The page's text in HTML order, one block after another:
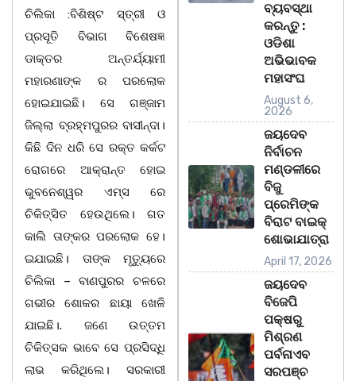
ଚିଲିକା :ବିଶିଷ୍ଟ ସ୍ତ୍ରୀ ଓ
ପ୍ରସୂତି ବିଭାଗ ବିଶେଷଜ୍ଞ
ଡାକ୍ତର ଅନ୍ତର୍ଯ୍ୟାମୀ
ମହାରଣାଙ୍କ ର ପରଲୋକ
ହୋଇଯାଇଛି। ସେ ଗଞ୍ଜାମ
ଜିଲ୍ଲା ବ୍ରହ୍ମପୁରର ବାସୀନ୍ଦା।
କିଛି ଦିନ ଧରି ସେ ରକ୍ତ କର୍କଟ
ରୋଗରେ ଆକ୍ରାନ୍ତ ହୋଇ
ଭୁବନେଶ୍ୱର ଏମ୍ସ ରେ
ଚିକିତ୍ସିତ ହେଉଥିଲେ। ଗତ
କାଲି ତାଙ୍କର ପରଲୋକ ହେ।
ଇଯାଇଛି। ତାଙ୍କ ମୃତ୍ୟୁରେ
ଚିଲିକା – ବାଣପୁରର ଚଳରେ
ଗଭୀର ଶୋକର ଛାୟା ଖେଳି
ଯାଇଛି।. ଜଣେ ଉତ୍ତମ
ଚିକିତ୍ସକ ଭାବେ ସେ ପ୍ରସିଦ୍ଧି
ଲାଭ କରିଥିଲେ। ସରକାରୀ
ବ୍ୟବସ୍ଥା
କରନ୍ତୁ :
ଓଡିଶା
ଅଭିଭାବକ
ମହାସଂଘ
August 6,
2026
ଜୟଦେବ
ନିର୍ବାଚନ
ମଣ୍ଡଳୀରେ
ବିଜୁ
ପ୍ରେମିଙ୍କ
ବିରାଟ ବାଇକ୍
ଶୋଭାଯାତ୍ରା
April 17, 2026
ଜୟଦେବ
ବିଜେପି
ପକ୍ଷରୁ
ମିଶ୍ରଣ
ପର୍ବନାଏବ
ସରପଞ୍ଚ